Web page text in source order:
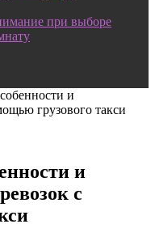
при выборе
и
грузового такси
и
с